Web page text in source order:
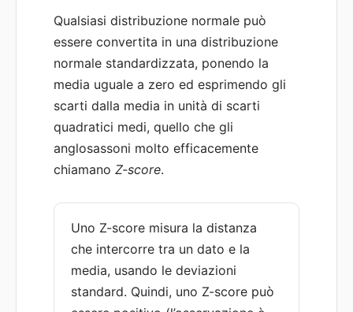
Qualsiasi distribuzione normale può
essere convertita in una distribuzione
normale standardizzata, ponendo la
media uguale a zero ed esprimendo gli
scarti dalla media in unità di scarti
quadratici medi, quello che gli
anglosassoni molto efficacemente
chiamanoZ-score.
Uno Z-score misura la distanza
che intercorre tra un dato e la
media, usando le deviazioni
standard. Quindi, uno Z-score può